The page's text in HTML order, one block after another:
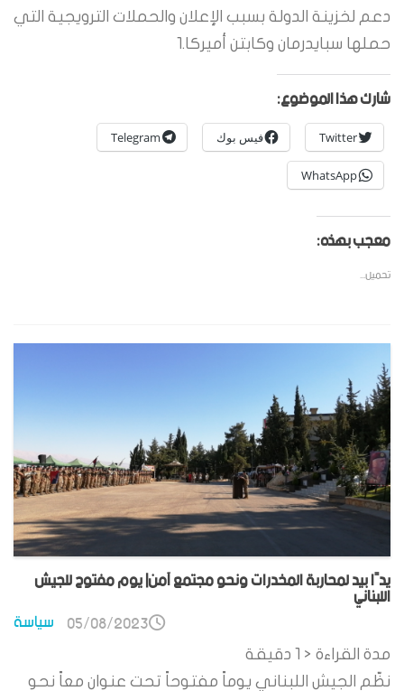
دعم لخزينة الدولة بسبب الإعلان والحملات الترويجية التي
حملها سبايدرمان وكابتن أميركا.1
شارك هذا الموضوع:
Twitter فيس بوك Telegram
WhatsApp
معجب بهذه:
تحميل...
يدًا بيد لمحاربة المخدرات ونحو مجتمع آمن| يوم مفتوح للجيش
اللبناني
سياسة 05/08/2023
مدة القراءة < 1
دقيقة
نظّم الجيش اللبناني يوماً مفتوحاً تحت عنوان معاً نحو